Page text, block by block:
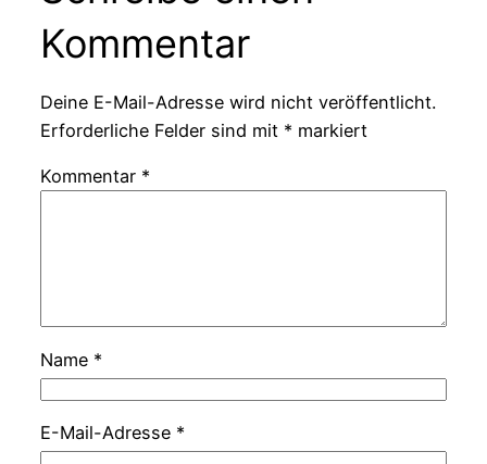
Kommentar
Deine E-Mail-Adresse wird nicht veröffentlicht.
Erforderliche Felder sind mit * markiert
Kommentar *
Name *
E-Mail-Adresse *